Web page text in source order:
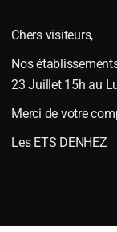
Chers visiteurs,
Nos
23 Juillet 15h au
Merci de votre
Les ETS DENHEZ